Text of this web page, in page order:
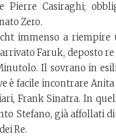
Pierre Casiraghi;
Zero.
immenso a
Faruk, deposto re
Il sovrano in
è facile incontrare
Frank Sinatra. In
Stefano, già affollati
Re.